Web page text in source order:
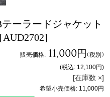
ーラードジャケット
[AUD2702]
販売価格: 11,000円(税別)
(税込: 12,100円)
[在庫数 ×]
希望小売価格: 11,000円